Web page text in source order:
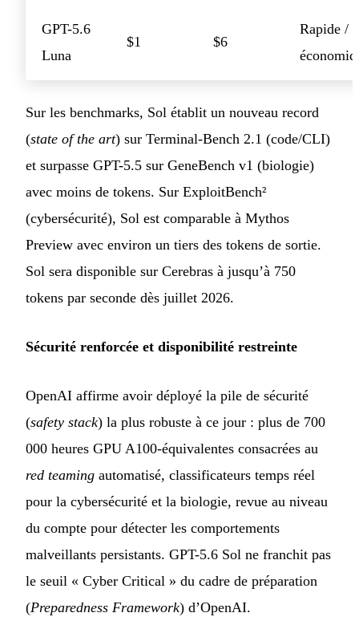
GPT-5.6
Luna
$1 $6
Rapide /
Sur les benchmarks, Sol établit un nouveau record
(state of the art) sur Terminal-Bench 2.1 (code/CLI)
et surpasse GPT-5.5 sur GeneBench v1 (biologie)
avec moins de tokens. Sur ExploitBench²
(cybersécurité), Sol est comparable à Mythos
Preview avec environ un tiers des tokens de sortie.
Sol sera disponible sur Cerebras à jusqu’à 750
tokens par seconde dès juillet 2026.
Sécurité renforcée et disponibilité restreinte
OpenAI affirme avoir déployé la pile de sécurité
(safety stack) la plus robuste à ce jour : plus de 700
000 heures GPU A100-équivalentes consacrées au
red teaming automatisé, classificateurs temps réel
pour la cybersécurité et la biologie, revue au niveau
du compte pour détecter les comportements
malveillants persistants. GPT-5.6 Sol ne franchit pas
le seuil « Cyber Critical » du cadre de préparation
(Preparedness Framework) d’OpenAI.